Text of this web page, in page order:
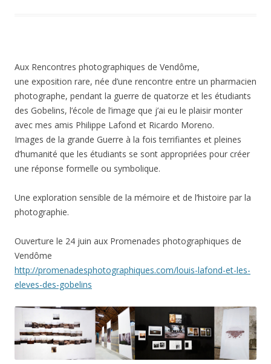
Aux Rencontres photographiques de Vendôme,
une exposition rare, née d’une rencontre entre un pharmacien
photographe, pendant la guerre de quatorze et les étudiants
des Gobelins, l’école de l’image que j’ai eu le plaisir monter
avec mes amis Philippe Lafond et Ricardo Moreno.
Images de la grande Guerre à la fois terrifiantes et pleines
d’humanité que les étudiants se sont appropriées pour créer
une réponse formelle ou symbolique.
Une exploration sensible de la mémoire et de l’histoire par la
photographie.
Ouverture le 24 juin aux Promenades photographiques de
Vendôme
http://promenadesphotographiques.com/louis-lafond-et-les-
eleves-des-gobelins